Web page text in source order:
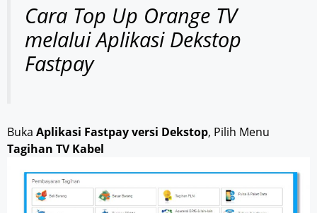
Cara Top Up Orange TV
melalui Aplikasi Dekstop
Fastpay
Buka Aplikasi Fastpay versi Dekstop, Pilih Menu
Tagihan TV Kabel